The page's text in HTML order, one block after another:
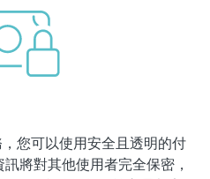
您可以使用安全且透明的付
將對其他使用者完全保密，